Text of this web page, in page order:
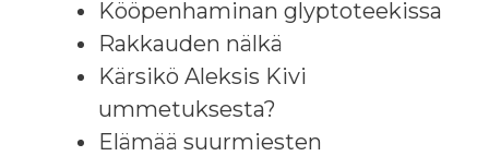
Kööpenhaminan glyptoteekissa
Rakkauden nälkä
Kärsikö Aleksis Kivi
ummetuksesta?
Elämää suurmiesten